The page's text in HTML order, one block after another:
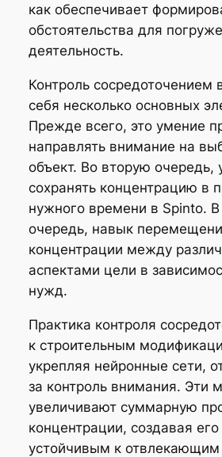
как обеспечивает
обстоятельства для
деятельность.
Контроль сосредоточением
себя несколько основных
Прежде всего, это умение
направлять внимание на
объект. Во вторую очередь,
сохранять концентрацию в
нужного времени в Spinto.
очередь, навык
концентрации между
аспектами цели в
нужд.
Практика контроля
к строительным
укрепляя нейронные сети,
за контроль внимания. Эти
увеличивают суммарную
концентрации, создавая
устойчивым к отвлекающим